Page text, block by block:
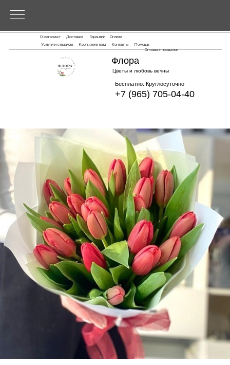
О магазине Доставка Оплата
Гарантии
Корп.клиентам
Услуги и сервисы Контакты
Помощь
Оптовые продажи
Флора
Цветы и любовь вечны
Бесплатно. Круглосуточно
+7 (965) 705-04-40